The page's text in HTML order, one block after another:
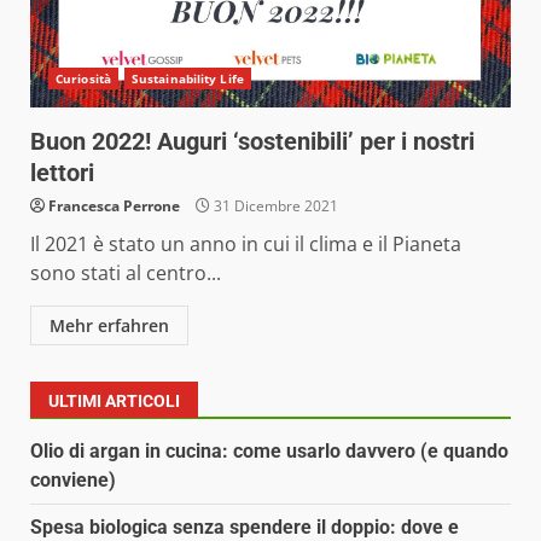
Curiosità Sustainability Life
Buon 2022! Auguri ‘sostenibili’ per i nostri
lettori
Francesca Perrone 31 Dicembre 2021
Il 2021 è stato un anno in cui il clima e il Pianeta
sono stati al centro...
Mehr erfahren
ULTIMI ARTICOLI
Olio di argan in cucina: come usarlo davvero (e quando
conviene)
Spesa biologica senza spendere il doppio: dove e